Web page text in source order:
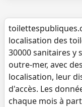
localisation des
30000 sanitaires y
outre-mer, avec
localisation, leur
d'accès. Les
chaque mois à